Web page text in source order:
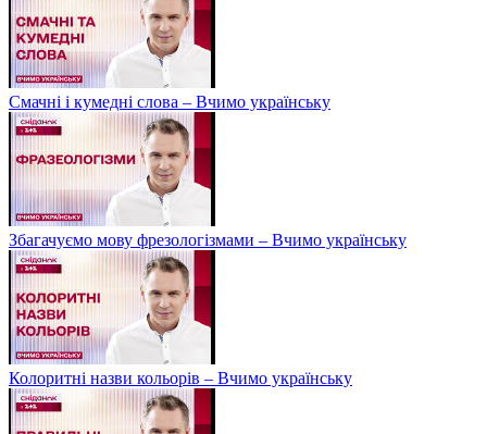
Смачні і кумедні слова – Вчимо українську
Збагачуємо мову фрезологізмами – Вчимо українську
Колоритні назви кольорів – Вчимо українську